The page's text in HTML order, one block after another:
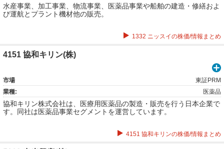
水産事業、加工事業、物流事業、医薬品事業や船舶の建造・修繕およ
び運航とプラント機材他の販売。
1332 ニッスイの株価/情報まとめ
4151 協和キリン(株)
市場
東証PRM
業種:
医薬品
協和キリン株式会社は、医療用医薬品の製造・販売を行う日本企業で
す。同社は医薬品事業セグメントを運営しています。
4151 協和キリンの株価/情報まとめ